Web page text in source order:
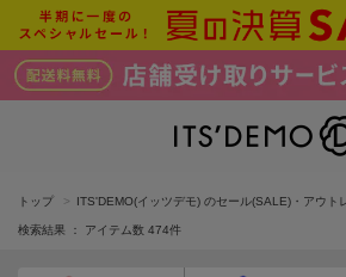
トップ ITS'DEMO(イッツデモ) のセール(SALE)・アウト
検索結果 ： アイテム数 474件